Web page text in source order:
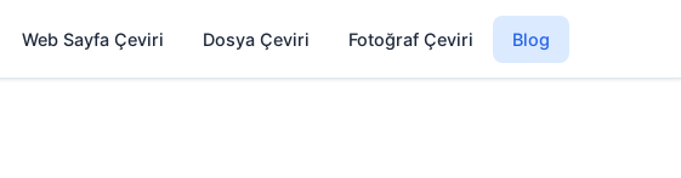
Web Sayfa Çeviri Dosya Çeviri Fotoğraf Çeviri Blog